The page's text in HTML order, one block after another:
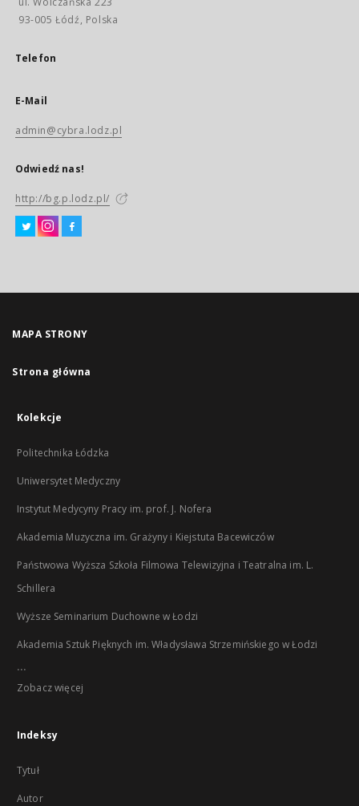
93-005 Łódź, Polska
Telefon
E-Mail
admin@cybra.lodz.pl
Odwiedź nas!
http://bg.p.lodz.pl/
MAPA STRONY
Strona główna
Kolekcje
Politechnika Łódzka
Uniwersytet Medyczny
Instytut Medycyny Pracy im. prof. J. Nofera
Akademia Muzyczna im. Grażyny i Kiejstuta Bacewiczów
Państwowa Wyższa Szkoła Filmowa Telewizyjna i Teatralna im. L.
Schillera
Wyższe Seminarium Duchowne w Łodzi
Akademia Sztuk Pięknych im. Władysława Strzemińskiego w Łodzi
...
Zobacz więcej
Indeksy
Tytuł
Autor